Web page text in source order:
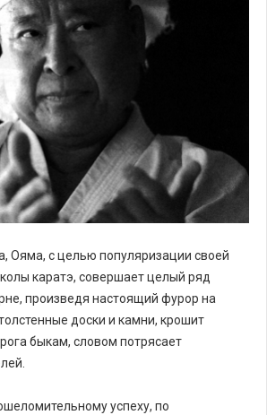
Ояма, с целью популяризации своей
каратэ, совершает целый ряд
произведя настоящий фурор на
доски и камни, крошит
быкам, словом потрясает
успеху, по